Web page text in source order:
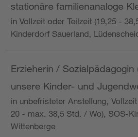
stationäre familienanaloge
in Vollzeit oder Teilzeit (19,25 -
Kinderdorf Sauerland,
Erzieherin /
unsere Kinder- und
in unbefristeter Anstellung,
20 - max. 38,5 Std. / Wo), SOS-
Wittenberge